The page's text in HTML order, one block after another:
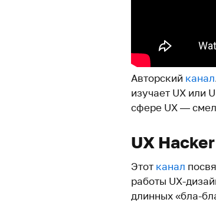
Авторский канал
изучает UX или
сфере UX —
UX
Этот канал
работы UX-
длинных «бла-